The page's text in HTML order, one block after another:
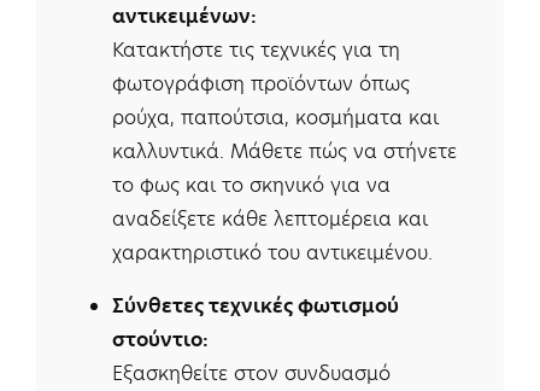
αντικειμένων:
Κατακτήστε τις τεχνικές για τη
φωτογράφιση προϊόντων όπως
ρούχα, παπούτσια, κοσμήματα και
καλλυντικά. Μάθετε πώς να στήνετε
το φως και το σκηνικό για να
αναδείξετε κάθε λεπτομέρεια και
χαρακτηριστικό του αντικειμένου.
Σύνθετες τεχνικές φωτισμού
στούντιο:
Εξασκηθείτε στον συνδυασμό